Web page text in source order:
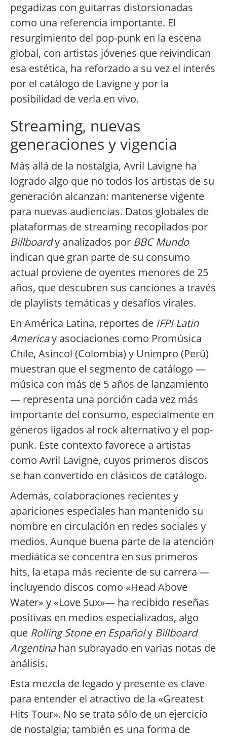
pegadizas con guitarras distorsionadas
como una referencia importante. El
resurgimiento del pop-punk en la escena
global, con artistas jóvenes que reivindican
esa estética, ha reforzado a su vez el interés
por el catálogo de Lavigne y por la
posibilidad de verla en vivo.
Streaming, nuevas
generaciones y vigencia
Más allá de la nostalgia, Avril Lavigne ha
logrado algo que no todos los artistas de su
generación alcanzan: mantenerse vigente
para nuevas audiencias. Datos globales de
plataformas de streaming recopilados por
Billboardy analizados por BBC Mundo
indican que gran parte de su consumo
actual proviene de oyentes menores de 25
años, que descubren sus canciones a través
de playlists temáticas y desafíos virales.
En América Latina, reportes de IFPI Latin
Americay asociaciones como Promúsica
Chile, Asincol (Colombia) y Unimpro (Perú)
muestran que el segmento de catálogo —
música con más de 5 años de lanzamiento
— representa una porción cada vez más
importante del consumo, especialmente en
géneros ligados al rock alternativo y el pop-
punk. Este contexto favorece a artistas
como Avril Lavigne, cuyos primeros discos
se han convertido en clásicos de catálogo.
Además, colaboraciones recientes y
apariciones especiales han mantenido su
nombre en circulación en redes sociales y
medios. Aunque buena parte de la atención
mediática se concentra en sus primeros
hits, la etapa más reciente de su carrera —
incluyendo discos como «Head Above
Water» y «Love Sux»— ha recibido reseñas
positivas en medios especializados, algo
que Rolling Stone en Españoly Billboard
Argentinahan subrayado en varias notas de
análisis.
Esta mezcla de legado y presente es clave
para entender el atractivo de la «Greatest
Hits Tour». No se trata sólo de un ejercicio
de nostalgia; también es una forma de